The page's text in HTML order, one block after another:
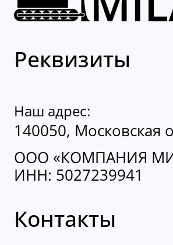
Реквизиты
Наш адрес:
140050, Московская
ООО «КОМПАНИЯ
ИНН: 5027239941
Контакты